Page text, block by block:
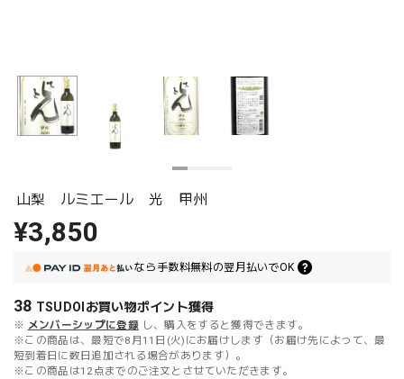
山梨 ルミエール 光 甲州
¥3,850
なら 手数料無料の翌月払いでOK
38 TSUDOIお買い物ポイント獲得
※ メンバーシップに登録 し、購入をすると獲得できます。
※この商品は、最短で8月11日(火)にお届けします（お届け先によって、最
短到着日に数日追加される場合があります）。
※この商品は12点までのご注文とさせていただきます。